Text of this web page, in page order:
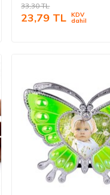
33,30TL
23,79 TL KDV
dahil